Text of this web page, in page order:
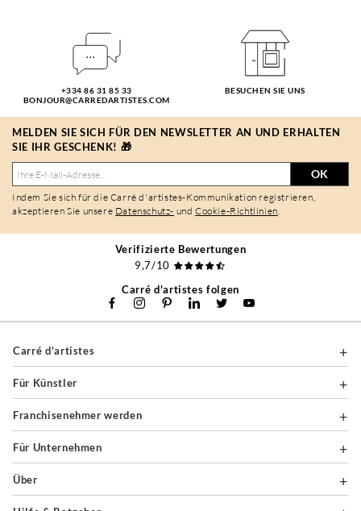
+334 86 31 85 33
BONJOUR@CARREDARTISTES.COM
BESUCHEN SIE UNS
MELDEN SIE SICH FÜR DEN NEWSLETTER AN UND ERHALTEN
SIE IHR GESCHENK! 🎁
OK
Indem Sie sich für die Carré d'artistes-Kommunikation registrieren,
akzeptieren Sie unsere Datenschutz- undCookie-Richtlinien.
Verifizierte Bewertungen
9,7/10
Carré d'artistes folgen
Carré d'artistes
Für Künstler
Franchisenehmer werden
Für Unternehmen
Über